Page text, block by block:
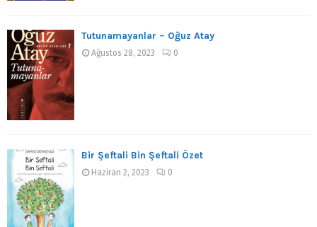
Tutunamayanlar – Oğuz Atay
Ağustos 28, 2023 0
Bir Şeftali Bin Şeftali Özet
Haziran 2, 2023 0